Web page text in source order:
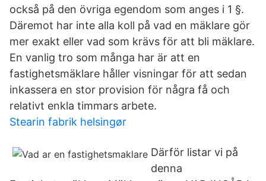
också på den övriga egendom som anges i 1 §.
Däremot har inte alla koll på vad en mäklare gör
mer exakt eller vad som krävs för att bli mäklare.
En vanlig tro som många har är att en
fastighetsmäklare håller visningar för att sedan
inkassera en stor provision för några få och
relativt enkla timmars arbete.
Stearin fabrik helsingør
Därför listar vi på
denna